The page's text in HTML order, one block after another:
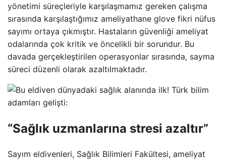
yönetimi süreçleriyle karşılaşmamız gereken çalışma
sırasında karşılaştığımız ameliyathane glove fikri nüfus
sayımı ortaya çıkmıştır. Hastaların güvenliği ameliyat
odalarında çok kritik ve öncelikli bir sorundur. Bu
davada gerçekleştirilen operasyonlar sırasında, sayma
süreci düzenli olarak azaltılmaktadır.
“Sağlık uzmanlarına stresi azaltır”
Sayım eldivenleri, Sağlık Bilimleri Fakültesi, ameliyat